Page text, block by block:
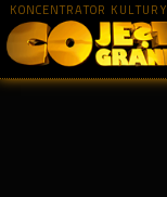
KONCENTRATOR KULTURY